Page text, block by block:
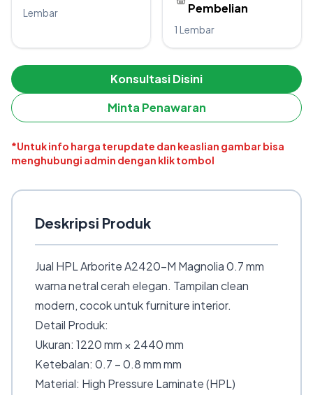
Lembar
Pembelian
1 Lembar
Konsultasi Disini
Minta Penawaran
*Untuk info harga terupdate dan keaslian gambar bisa
menghubungi admin dengan klik tombol
Deskripsi Produk
Jual HPL Arborite A2420-M Magnolia 0.7 mm
warna netral cerah elegan. Tampilan clean
modern, cocok untuk furniture interior.
Detail Produk:
Ukuran: 1220 mm × 2440 mm
Ketebalan: 0.7 – 0.8 mm mm
Material: High Pressure Laminate (HPL)